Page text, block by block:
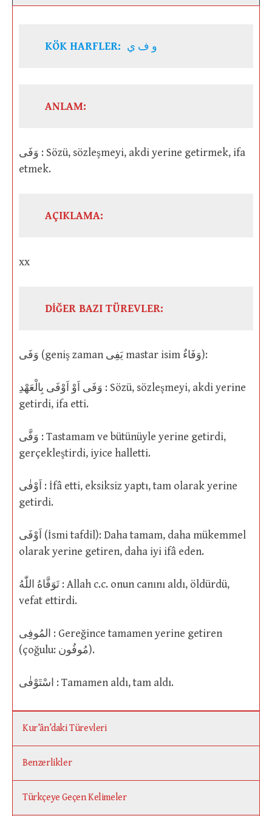
KÖK HARFLER: و ف ي
ANLAM:
وَفَى : Sözü, sözleşmeyi, akdi yerine getirmek, ifa
etmek.
AÇIKLAMA:
xx
DİĞER BAZI TÜREVLER:
وَفَى (geniş zaman يَفِى mastar isim وَفَاءٌ):
وَفَى اَوْ اَوْفَى بِالْعَهْدِ : Sözü, sözleşmeyi, akdi yerine
getirdi, ifa etti.
وَفَّى : Tastamam ve bütünüyle yerine getirdi,
gerçekleştirdi, iyice halletti.
اَوْفٰى : İfâ etti, eksiksiz yaptı, tam olarak yerine
getirdi.
اَوْفَى (İsmi tafdil): Daha tamam, daha mükemmel
olarak yerine getiren, daha iyi ifâ eden.
تَوَفَّاهُ اللّٰهُ : Allah c.c. onun canını aldı, öldürdü,
vefat ettirdi.
المُوفِى : Gereğince tamamen yerine getiren
(çoğulu: مُوفُون).
اسْتَوْفٰى : Tamamen aldı, tam aldı.
Kur’ân’daki Türevleri
Benzerlikler
Türkçeye Geçen Kelimeler